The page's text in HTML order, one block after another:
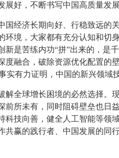
展好，不断书写中国高质量发
国经济长期向好、行稳致远的
环境，大家都有充分认知和切
新是苦练内功“拼”出来的，是
度融合，破除资源优化配置的
实有力证明，中国的新兴领
解全球增长困境的必然选择。
前所未有，同时阻碍壁垒也
科技向善，健全人工智能等领
共赢的践行者、中国发展的同